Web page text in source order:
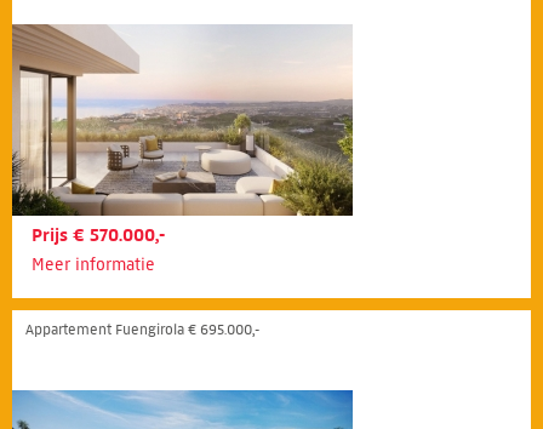
Prijs € 570.000,-
Meer informatie
Appartement Fuengirola € 695.000,-